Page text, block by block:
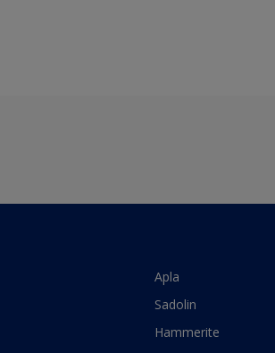
Apla
Sadolin
Hammerite